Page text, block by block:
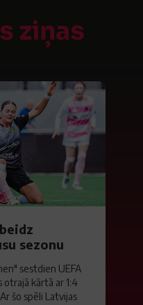
ziņas
sezonu
sestdien UEFA
otrajā kārtā ar 1:4
šo spēli Latvijas